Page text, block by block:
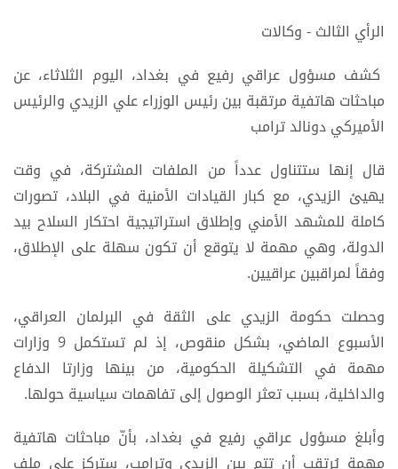
الرأي الثالث - وكالات
كشف مسؤول عراقي رفيع في بغداد، اليوم الثلاثاء، عن
مباحثات هاتفية مرتقبة بين رئيس الوزراء علي الزيدي والرئيس
الأميركي دونالد ترامب
قال إنها ستتناول عدداً من الملفات المشتركة، في وقت
يهيئ الزيدي، مع كبار القيادات الأمنية في البلاد، تصورات
كاملة للمشهد الأمني وإطلاق استراتيجية احتكار السلاح بيد
الدولة، وهي مهمة لا يتوقع أن تكون سهلة على الإطلاق،
وفقاً لمراقبين عراقيين.
وحصلت حكومة الزيدي على الثقة في البرلمان العراقي،
الأسبوع الماضي، بشكل منقوص، إذ لم تستكمل 9 وزارات
مهمة في التشكيلة الحكومية، من بينها وزارتا الدفاع
والداخلية، بسبب تعثر الوصول إلى تفاهمات سياسية حولها.
وأبلغ مسؤول عراقي رفيع في بغداد، بأنّ مباحثات هاتفية